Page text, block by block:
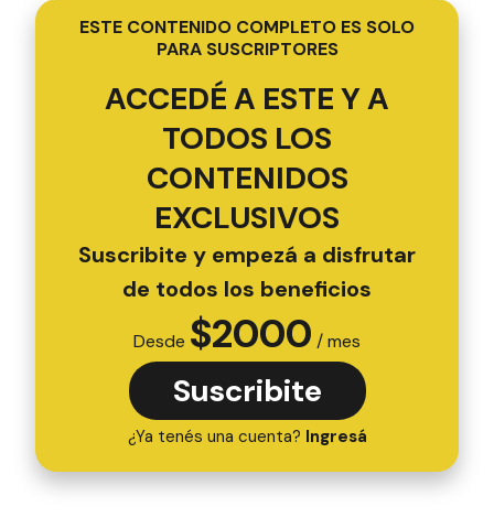
ESTE CONTENIDO COMPLETO ES SOLO
PARA SUSCRIPTORES
ACCEDÉ A ESTE Y A
TODOS LOS
CONTENIDOS
EXCLUSIVOS
Suscribite y empezá a disfrutar
de todos los beneficios
Desde $2000 / mes
Suscribite
¿Ya tenés una cuenta? Ingresá